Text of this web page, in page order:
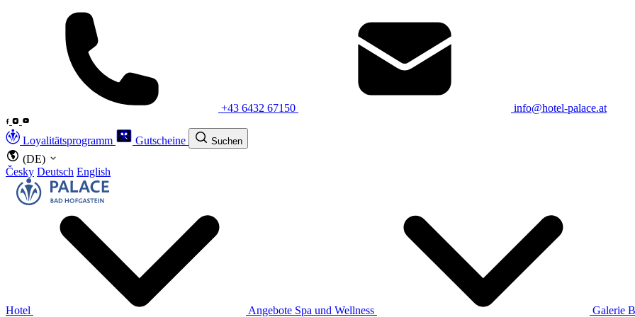
+43 6432 67150 info@hotel-palace.at
Loyalitätsprogramm Gutscheine Suchen
(DE)
Česky Deutsch English
Hotel Angebote Spa und Wellness Galerie